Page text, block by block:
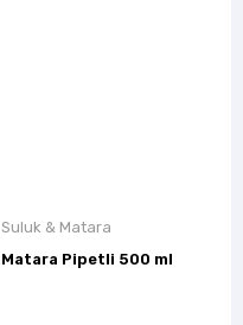
Suluk & Matara
Matara Pipetli 500 ml